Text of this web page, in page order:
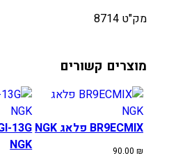
0
-
2
0
מק"ט 8714
מוצרים קשורים
BR9ECMIX פלאג NGK
90.00 ₪
NGK